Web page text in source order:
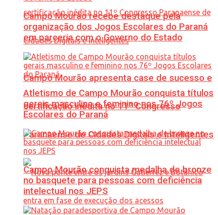
Campo Mourão apresenta case de sucesso e
certificação inédita no 11º Congresso
Paranaense de Cidades Digitais e Inteligentes
Campo Mourão recebe destaque pela
organização dos Jogos Escolares do Paraná
em parceria com o Governo do Estado
Atletismo de Campo Mourão conquista títulos
gerais masculino e feminino nos 76º Jogos
Escolares do Paraná
Campo Mourão conquista medalha de bronze
no basquete para pessoas com deficiência
intelectual nos JEPS